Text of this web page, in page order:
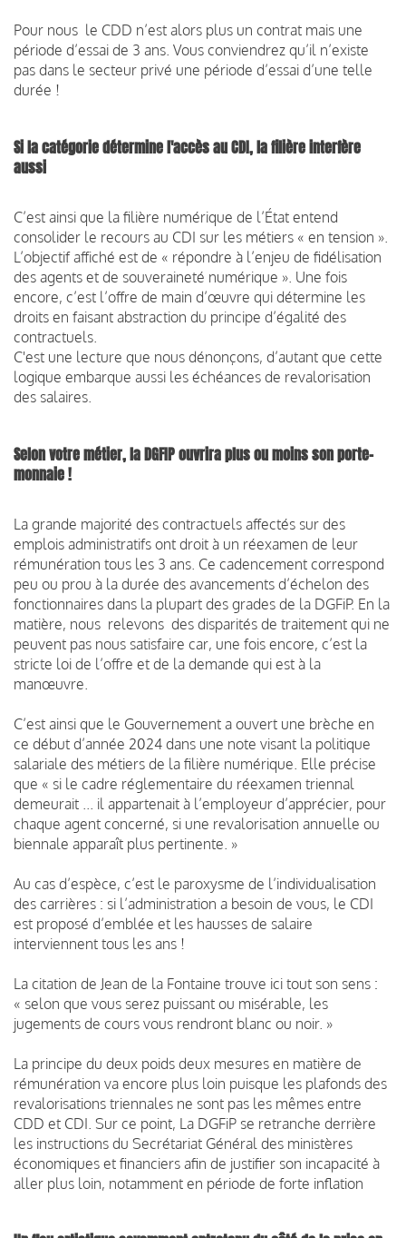
Pour nous le CDD n’est alors plus un contrat mais une
période d’essai de 3 ans. Vous conviendrez qu’il n’existe
pas dans le secteur privé une période d’essai d’une telle
durée !
Si la catégorie détermine l'accès au CDI, la filière interfère
aussi
C’est ainsi que la filière numérique de l’État entend
consolider le recours au CDI sur les métiers « en tension ».
L’objectif affiché est de « répondre à l’enjeu de fidélisation
des agents et de souveraineté numérique ». Une fois
encore, c’est l’offre de main d’œuvre qui détermine les
droits en faisant abstraction du principe d’égalité des
contractuels.
C'est une lecture que nous dénonçons, d’autant que cette
logique embarque aussi les échéances de revalorisation
des salaires.
Selon votre métier, la DGFIP ouvrira plus ou moins son porte-
monnaie !
La grande majorité des contractuels affectés sur des
emplois administratifs ont droit à un réexamen de leur
rémunération tous les 3 ans. Ce cadencement correspond
peu ou prou à la durée des avancements d’échelon des
fonctionnaires dans la plupart des grades de la DGFiP. En la
matière, nous relevons des disparités de traitement qui ne
peuvent pas nous satisfaire car, une fois encore, c’est la
stricte loi de l’offre et de la demande qui est à la
manœuvre.
C’est ainsi que le Gouvernement a ouvert une brèche en
ce début d’année 2024 dans une note visant la politique
salariale des métiers de la filière numérique. Elle précise
que « si le cadre réglementaire du réexamen triennal
demeurait ... il appartenait à l’employeur d’apprécier, pour
chaque agent concerné, si une revalorisation annuelle ou
biennale apparaît plus pertinente. »
Au cas d’espèce, c’est le paroxysme de l’individualisation
des carrières : si l’administration a besoin de vous, le CDI
est proposé d’emblée et les hausses de salaire
interviennent tous les ans !
La citation de Jean de la Fontaine trouve ici tout son sens :
« selon que vous serez puissant ou misérable, les
jugements de cours vous rendront blanc ou noir. »
La principe du deux poids deux mesures en matière de
rémunération va encore plus loin puisque les plafonds des
revalorisations triennales ne sont pas les mêmes entre
CDD et CDI. Sur ce point, La DGFiP se retranche derrière
les instructions du Secrétariat Général des ministères
économiques et financiers afin de justifier son incapacité à
aller plus loin, notamment en période de forte inflation